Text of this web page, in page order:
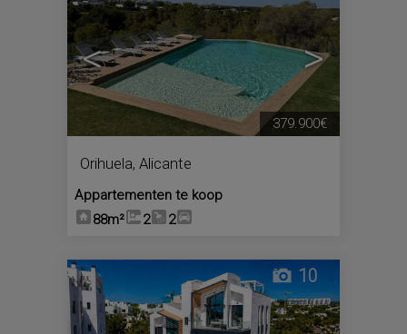
< >
Orihuela, Alicante
Appartementen te koop
88m²
2 2
379.900€
10